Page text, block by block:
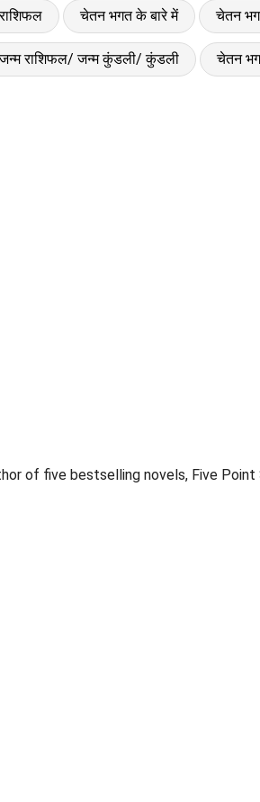
चेतन भगत के बारे में चेतन
राशिफल/ जन्म कुंडली/ कुंडली चेतन
of five bestselling novels, Five